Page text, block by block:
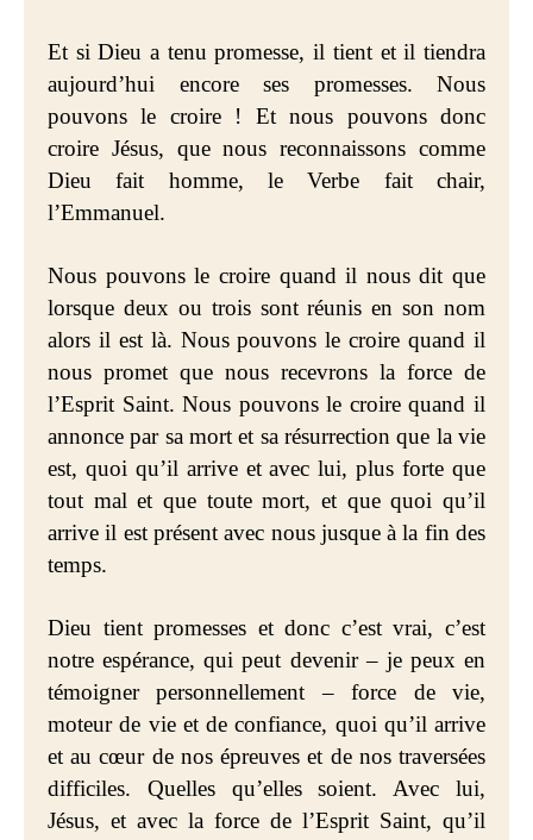
Et si Dieu a tenu promesse, il tient et il tiendra
aujourd’hui encore ses promesses. Nous
pouvons le croire ! Et nous pouvons donc
croire Jésus, que nous reconnaissons comme
Dieu fait homme, le Verbe fait chair,
l’Emmanuel.
Nous pouvons le croire quand il nous dit que
lorsque deux ou trois sont réunis en son nom
alors il est là. Nous pouvons le croire quand il
nous promet que nous recevrons la force de
l’Esprit Saint. Nous pouvons le croire quand il
annonce par sa mort et sa résurrection que la vie
est, quoi qu’il arrive et avec lui, plus forte que
tout mal et que toute mort, et que quoi qu’il
arrive il est présent avec nous jusque à la fin des
temps.
Dieu tient promesses et donc c’est vrai, c’est
notre espérance, qui peut devenir – je peux en
témoigner personnellement – force de vie,
moteur de vie et de confiance, quoi qu’il arrive
et au cœur de nos épreuves et de nos traversées
difficiles. Quelles qu’elles soient. Avec lui,
Jésus, et avec la force de l’Esprit Saint, qu’il